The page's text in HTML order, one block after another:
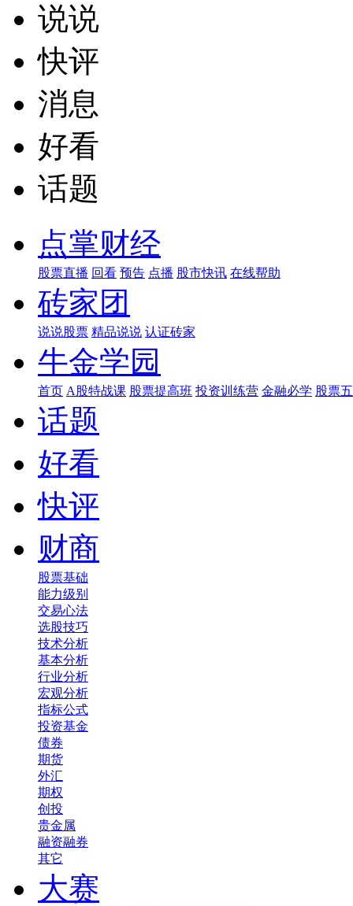
说说
快评
消息
好看
话题
点掌财经
股票直播 回看 预告 点播 股市快讯 在线帮助
砖家团
说说股票 精品说说 认证砖家
牛金学园
首页 A股特战课 股票提高班 投资训练营 金融必学 股票
话题
好看
快评
财商
股票基础
能力级别
交易心法
选股技巧
技术分析
基本分析
行业分析
宏观分析
指标公式
投资基金
债券
期货
外汇
期权
创投
贵金属
融资融券
其它
大赛